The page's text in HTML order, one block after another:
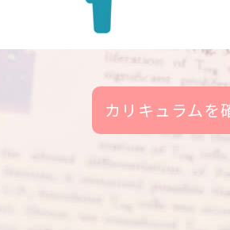
カリキュラムを